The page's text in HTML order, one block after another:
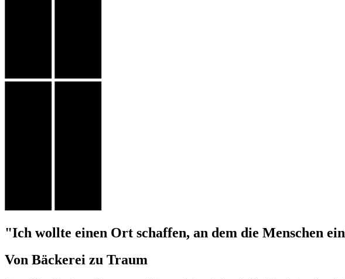
"Ich wollte einen Ort schaffen, an dem die Menschen
Von Bäckerei zu Traum